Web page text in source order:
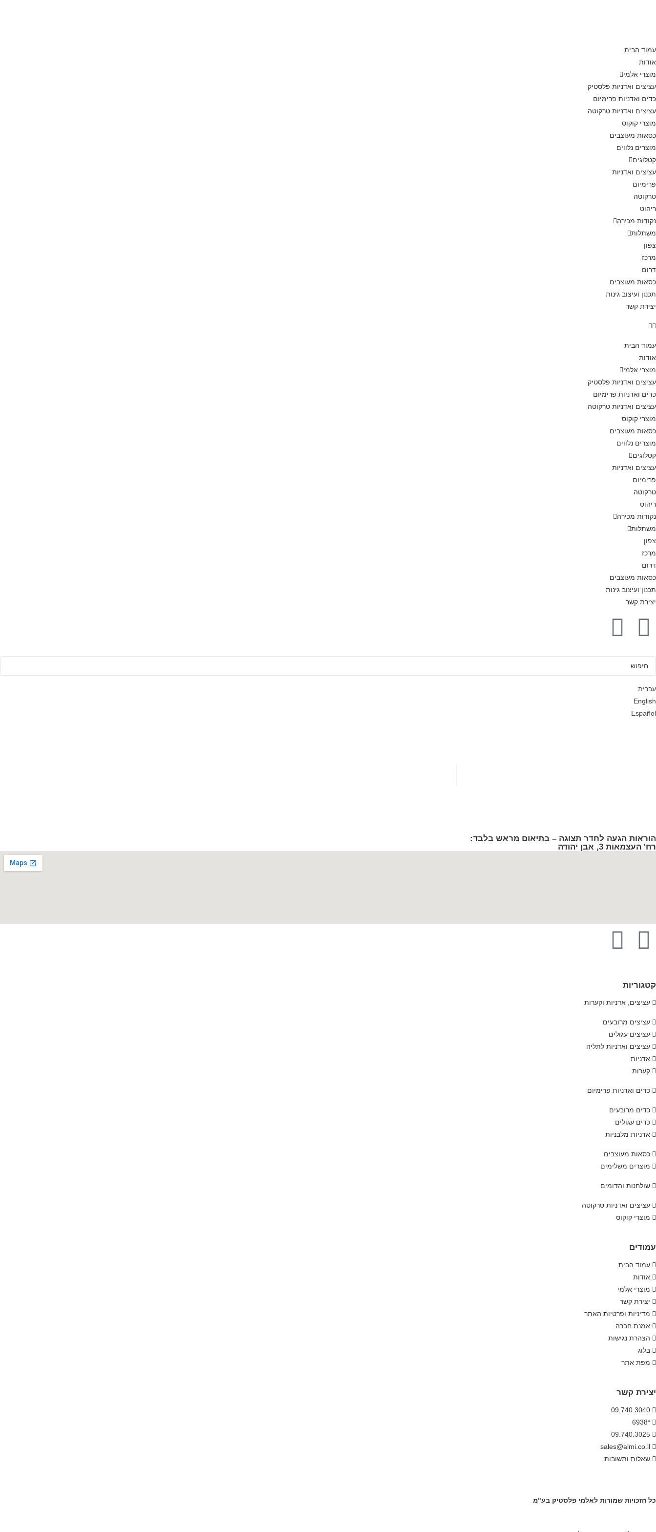
עמוד הבית
אודות
מוצרי אלמי
עציצים ואדניות פלסטיק
כדים ואדניות פרימיום
עציצים ואדניות טרקוטה
מוצרי קוקוס
כסאות מעוצבים
מוצרים נלווים
קטלוגים
עציצים ואדניות
פרימיום
טרקוטה
ריהוט
נקודות מכירה
משתלות
צפון
מרכז
דרום
כסאות מעוצבים
תכנון ועיצוב גינות
יצירת קשר
עמוד הבית
אודות
מוצרי אלמי
עציצים ואדניות פלסטיק
כדים ואדניות פרימיום
עציצים ואדניות טרקוטה
מוצרי קוקוס
כסאות מעוצבים
מוצרים נלווים
קטלוגים
עציצים ואדניות
פרימיום
טרקוטה
ריהוט
נקודות מכירה
משתלות
צפון
מרכז
דרום
כסאות מעוצבים
תכנון ועיצוב גינות
יצירת קשר
עברית
English
Español
הוראות הגעה לחדר תצוגה – בתיאום מראש בלבד:
רח' העצמאות 3, אבן יהודה
קטגוריות
עציצים, אדניות וקערות
עציצים מרובעים
עציצים עגולים
עציצים ואדניות לתליה
אדניות
קערות
כדים ואדניות פרימיום
כדים מרובעים
כדים עגולים
אדניות מלבניות
כסאות מעוצבים
מוצרים משלימים
שולחנות והדומים
עציצים ואדניות טרקוטה
מוצרי קוקוס
עמודים
עמוד הבית
אודות
מוצרי אלמי
יצירת קשר
מדיניות ופרטיות האתר
אמנת חברה
הצהרת נגישות
בלוג
מפת אתר
יצירת קשר
09.740.3040
*6938
09.740.3025
sales@almi.co.il
שאלות ותשובות
כל הזכויות שמורות לאלמי פלסטיק בע"מ